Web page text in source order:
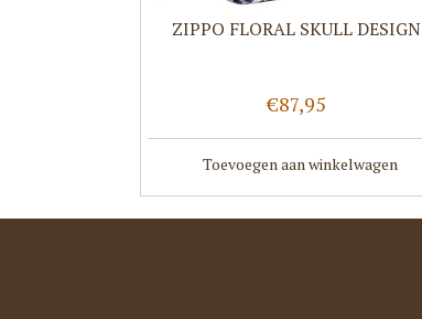
ZIPPO FLORAL SKULL DESIGN
€87,95
Toevoegen aan winkelwagen